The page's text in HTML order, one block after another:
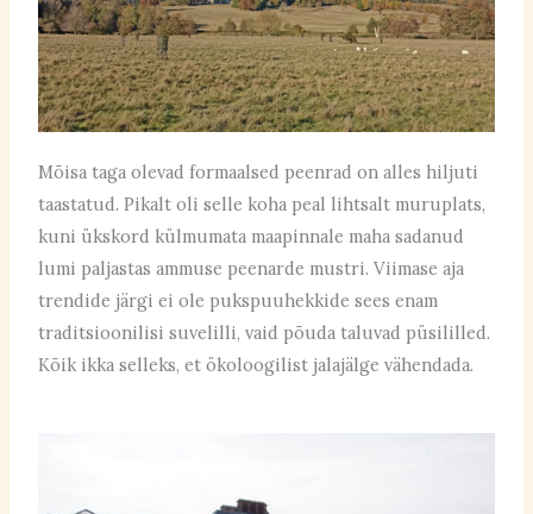
Mõisa taga olevad formaalsed peenrad on alles hiljuti
taastatud. Pikalt oli selle koha peal lihtsalt muruplats,
kuni ükskord külmumata maapinnale maha sadanud
lumi paljastas ammuse peenarde mustri. Viimase aja
trendide järgi ei ole pukspuuhekkide sees enam
traditsioonilisi suvelilli, vaid põuda taluvad püsililled.
Kõik ikka selleks, et ökoloogilist jalajälge vähendada.